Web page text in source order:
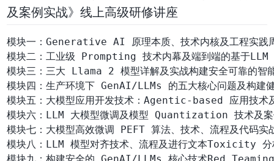
及案例实战》线上高级研修讲座
模块一：Generative AI 原理本质、技术内核及工程实践
模块二：工业级 Prompting 技术内幕及端到端的基于LLM
模块三：三大 Llama 2 模型详解及实战构建安全可靠的智
模块四：生产环境下 GenAI/LLMs 的五大核心问题及构建
模块五：大模型应用开发技术：Agentic-based 应用技术
模块六：LLM 大模型微调及模型 Quantization 技术及案
模块七：大模型高效微调 PEFT 算法、技术、流程及代码实
模块八：LLM 模型对齐技术、流程及进行文本Toxicity 分
模块九：构建安全的 GenAI/LLMs 核心技术Red